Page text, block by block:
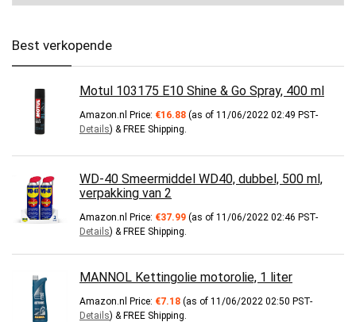
Best verkopende
Motul 103175 E10 Shine & Go Spray, 400 ml
Amazon.nl Price: €16.88 (as of 11/06/2022 02:49 PST-
Details) & FREE Shipping
WD-40 Smeermiddel WD40, dubbel, 500 ml,
verpakking van 2
Amazon.nl Price: €37.99 (as of 11/06/2022 02:46 PST-
Details) & FREE Shipping
MANNOL Kettingolie motorolie, 1 liter
Amazon.nl Price: €7.18 (as of 11/06/2022 02:50 PST-
Details) & FREE Shipping